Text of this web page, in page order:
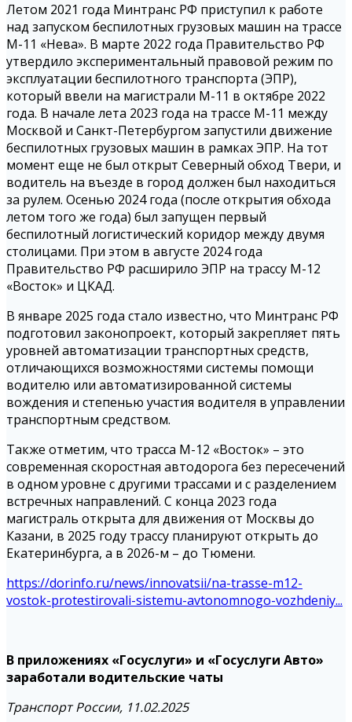
Летом 2021 года Минтранс РФ приступил к работе
над запуском беспилотных грузовых машин на трассе
М-11 «Нева». В марте 2022 года Правительство РФ
утвердило экспериментальный правовой режим по
эксплуатации беспилотного транспорта (ЭПР),
который ввели на магистрали М-11 в октябре 2022
года. В начале лета 2023 года на трассе М-11 между
Москвой и Санкт-Петербургом запустили движение
беспилотных грузовых машин в рамках ЭПР. На тот
момент еще не был открыт Северный обход Твери, и
водитель на въезде в город должен был находиться
за рулем. Осенью 2024 года (после открытия обхода
летом того же года) был запущен первый
беспилотный логистический коридор между двумя
столицами. При этом в августе 2024 года
Правительство РФ расширило ЭПР на трассу М-12
«Восток» и ЦКАД.
В январе 2025 года стало известно, что Минтранс РФ
подготовил законопроект, который закрепляет пять
уровней автоматизации транспортных средств,
отличающихся возможностями системы помощи
водителю или автоматизированной системы
вождения и степенью участия водителя в управлении
транспортным средством.
Также отметим, что трасса М-12 «Восток» – это
современная скоростная автодорога без пересечений
в одном уровне с другими трассами и с разделением
встречных направлений. С конца 2023 года
магистраль открыта для движения от Москвы до
Казани, в 2025 году трассу планируют открыть до
Екатеринбурга, а в 2026-м – до Тюмени.
https://dorinfo.ru/news/innovatsii/na-trasse-m12-
vostok-protestirovali-sistemu-avtonomnogo-vozhdeniy...
В приложениях «Госуслуги» и «Госуслуги Авто»
заработали водительские чаты
Транспорт России, 11.02.2025